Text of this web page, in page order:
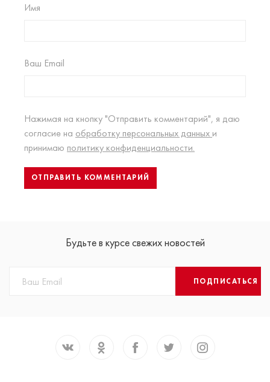
Имя
Ваш Email
Нажимая на кнопку "Отправить комментарий", я даю
согласие на обработку персональных данных и
принимаю политику конфиденциальности.
Будьте в курсе свежих новостей
ПОДПИСАТЬСЯ